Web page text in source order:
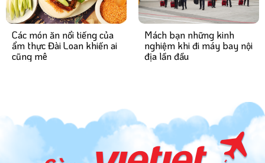
Các món ăn nổi tiếng của
ẩm thực Đài Loan khiến ai
cũng mê
Mách bạn những kinh
nghiệm khi đi máy bay nội
địa lần đầu